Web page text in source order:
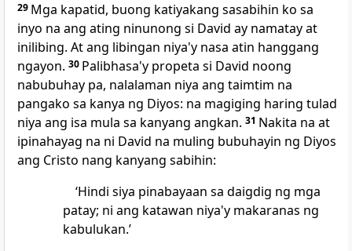
29 Mga kapatid, buong katiyakang sasabihin ko sa
inyo na ang ating ninunong si David ay namatay at
inilibing. At ang libingan niya'y nasa atin hanggang
ngayon. 30 Palibhasa'y propeta si David noong
nabubuhay pa, nalalaman niya ang taimtim na
pangako sa kanya ng Diyos: na magiging haring tulad
niya ang isa mula sa kanyang angkan. 31 Nakita na at
ipinahayag na ni David na muling bubuhayin ng Diyos
ang Cristo nang kanyang sabihin:
‘Hindi siya pinabayaan sa daigdig ng mga
patay; ni ang katawan niya'y makaranas ng
kabulukan.’